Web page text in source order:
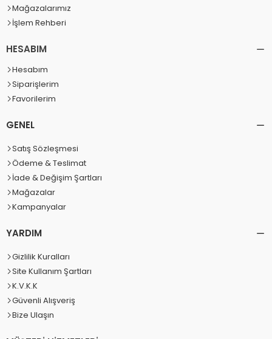
Mağazalarımız
İşlem Rehberi
HESABIM
Hesabım
Siparişlerim
Favorilerim
GENEL
Satış Sözleşmesi
Ödeme & Teslimat
İade & Değişim Şartları
Mağazalar
Kampanyalar
YARDIM
Gizlilik Kuralları
Site Kullanım Şartları
K.V.K.K
Güvenli Alışveriş
Bize Ulaşın